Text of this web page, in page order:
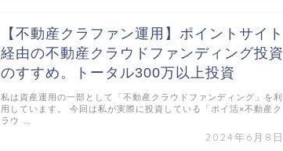
【不動産クラファン運用】ポイントサイト
経由の不動産クラウドファンディング投資
のすすめ。トータル300万以上投資
2024年6月8日
私は資産運用の一部として「不動産クラウドファンディング」を利
用しています。 今回は私が実際に投資している「ポイ活×不動産ク
ラウ …